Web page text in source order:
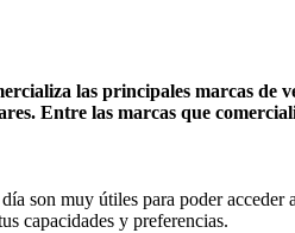
las principales marcas
Entre las marcas que
son muy útiles para poder acceder
capacidades y preferencias.